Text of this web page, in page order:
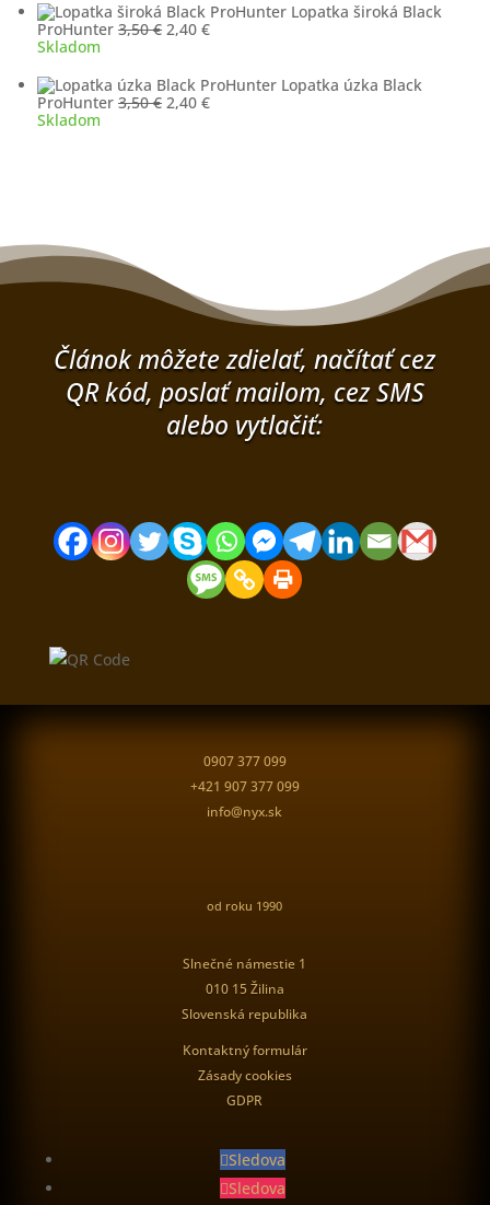
Lopatka široká Black
ProHunter 3,50€ Pôvodná
3,50 €.
2,40 €Aktuálna
2,40 €.
Skladom
Lopatka úzka Black
ProHunter 3,50€ Pôvodná
2,40 €Aktuálna
Skladom
Článok môžete zdielať, načítať cez
QR kód, poslať mailom, cez SMS
alebo vytlačiť:
0907 377 099
+421 907 377 099
info@nyx.sk
od roku 1990
Slnečné námestie 1
010 15 Žilina
Slovenská republika
Kontaktný formulár
Zásady cookies
GDPR
Sledova
Sledova